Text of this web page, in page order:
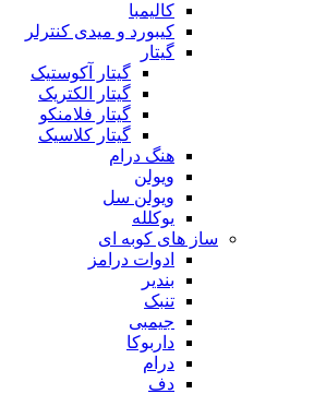
کالیمبا
کیبورد و میدی کنترلر
گیتار
گیتار آکوستیک
گیتار الکتریک
گیتار فلامنکو
گیتار کلاسیک
هنگ درام
ویولن
ویولن سل
یوکلله
ساز های کوبه ای
ادوات درامز
بندیر
تنبک
جیمبی
داربوکا
درام
دف